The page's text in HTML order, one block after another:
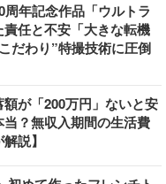
年記念作品「ウルトラ
任と不安「大きな転機
だわり”特撮技術に圧倒
が「200万円」ないと安
？無収入期間の生活費
説】